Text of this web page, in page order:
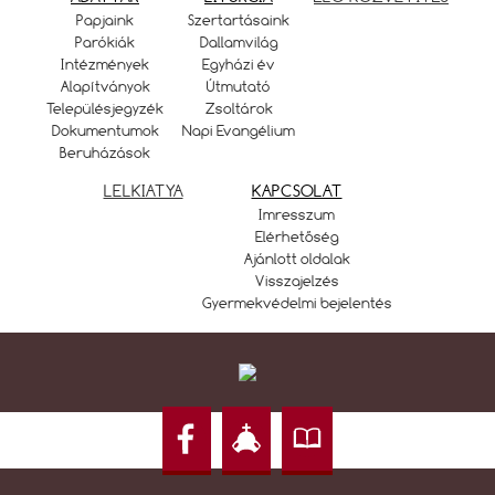
Papjaink
Parókiák
Intézmények
Alapítványok
Településjegyzék
Dokumentumok
Beruházások
Szertartásaink
Dallamvilág
Egyházi év
Útmutató
Zsoltárok
Napi Evangélium
LELKIATYA KAPCSOLAT
Imresszum
Elérhetőség
Ajánlott oldalak
Visszajelzés
Gyermekvédelmi bejelentés